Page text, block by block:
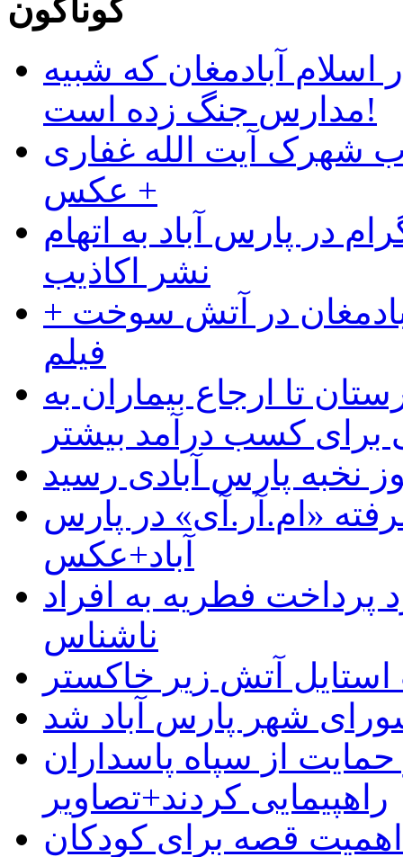
گوناگون
آبادمغان که شبیه
مدارس جنگ زده است!
شهرک آیت الله غفاری
+ عکس
در پارس آباد به اتهام
نشر اکاذیب
در آتش سوخت +
فیلم
تا ارجاع بیماران به
کسب درآمد بیشتر
نخبه پارس آبادی رسید
«ام.آر.آی» در پارس
آباد+عکس
پرداخت فطریه به افراد
ناشناس
آتش زیر خاکستر
شهر پارس آباد شد
از سپاه پاسداران
راهپیمایی کردند+تصاویر